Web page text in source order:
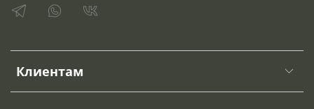
Клиентам